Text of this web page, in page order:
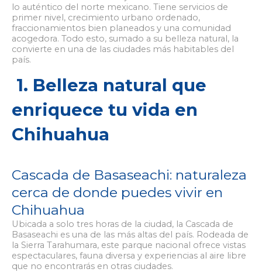
lo auténtico del norte mexicano. Tiene servicios de
primer nivel, crecimiento urbano ordenado,
fraccionamientos bien planeados y una comunidad
acogedora. Todo esto, sumado a su belleza natural, la
convierte en una de las ciudades más habitables del
país.
1. Belleza natural que
enriquece tu vida en
Chihuahua
Cascada de Basaseachi: naturaleza
cerca de donde puedes vivir en
Chihuahua
Ubicada a solo tres horas de la ciudad, la Cascada de
Basaseachi es una de las más altas del país. Rodeada de
la Sierra Tarahumara, este parque nacional ofrece vistas
espectaculares, fauna diversa y experiencias al aire libre
que no encontrarás en otras ciudades.